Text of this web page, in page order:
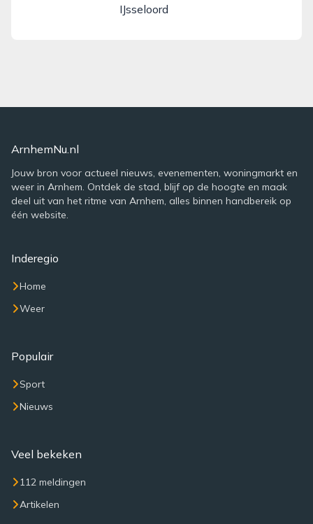
IJsseloord
ArnhemNu.nl
Jouw bron voor actueel nieuws, evenementen, woningmarkt en
weer in Arnhem. Ontdek de stad, blijf op de hoogte en maak
deel uit van het ritme van Arnhem, alles binnen handbereik op
één website.
Inderegio
Home
Weer
Populair
Sport
Nieuws
Veel bekeken
112 meldingen
Artikelen